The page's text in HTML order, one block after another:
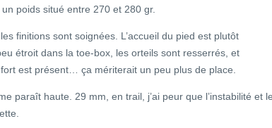
poids situé entre 270 et 280 gr.
les finitions sont soignées. L’accueil du pied est plutôt
étroit dans la toe-box, les orteils sont resserrés, et
est présent… ça mériterait un peu plus de place.
paraît haute. 29 mm, en trail, j’ai peur que l’instabilité et le